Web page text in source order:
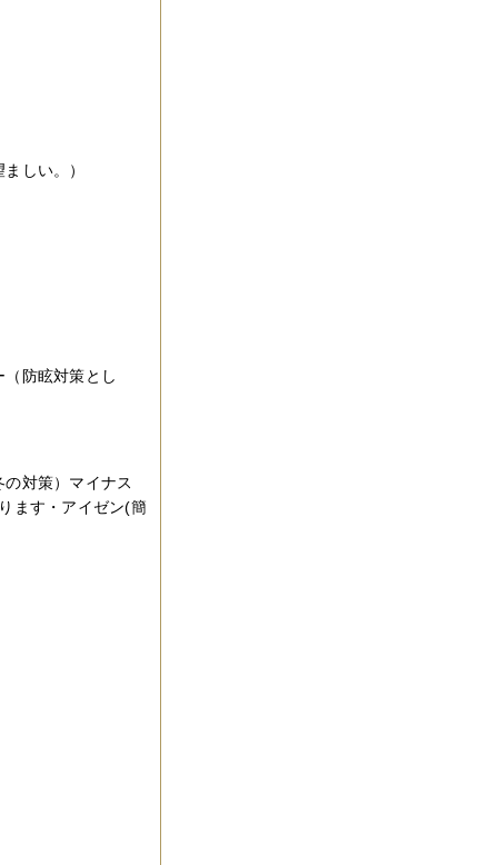
しい。）
防眩対策とし
対策）マイナス
ます・アイゼン(簡